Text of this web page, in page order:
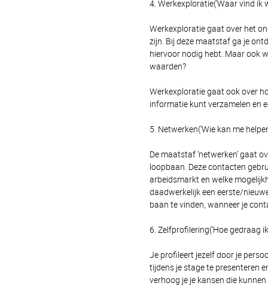
4. Werkexploratie(‘Waar vind ik
Werkexploratie gaat over het
zijn. Bij deze maatstaf ga je
hiervoor nodig hebt. Maar ook
waarden?
Werkexploratie gaat ook over
informatie kunt verzamelen en
5. Netwerken(‘Wie kan me
De maatstaf ‘netwerken’ gaat
loopbaan. Deze contacten
arbeidsmarkt en welke
daadwerkelijk een eerste/
baan te vinden, wanneer je
6. Zelfprofilering(‘Hoe gedraag
Je profileert jezelf door je
tijdens je stage te presenteren
verhoog je je kansen die